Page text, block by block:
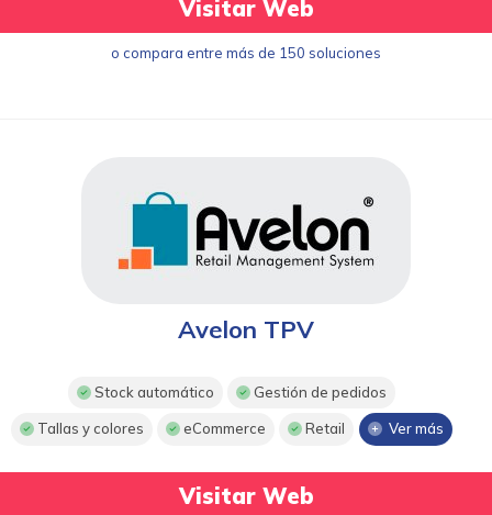
Visitar Web
o compara entre más de 150 soluciones
Avelon TPV
Stock automático Gestión de pedidos
Tallas y colores eCommerce Retail Ver más
Visitar Web